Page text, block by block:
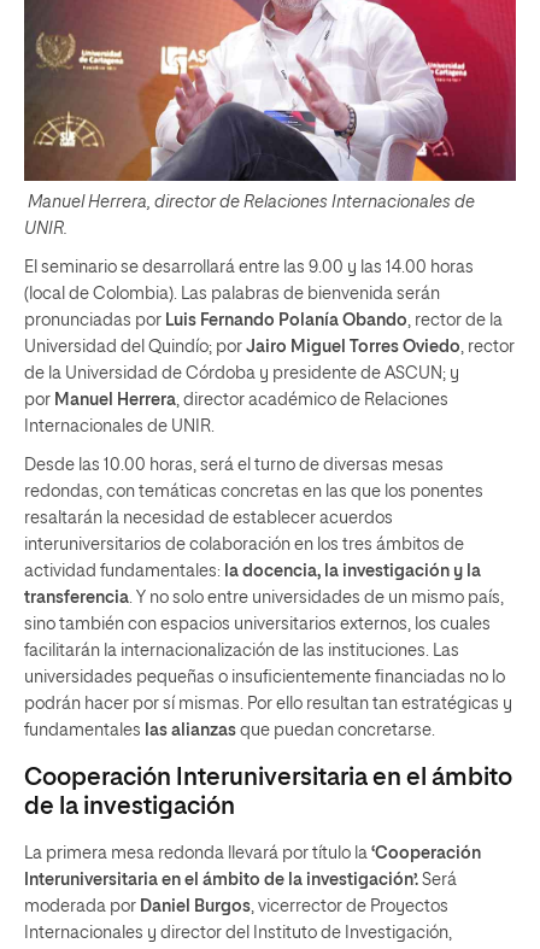
Manuel Herrera, director de Relaciones Internacionales de
UNIR.
El seminario se desarrollará entre las 9.00 y las 14.00 horas
(local de Colombia). Las palabras de bienvenida serán
pronunciadas por Luis Fernando Polanía Obando, rector de la
Universidad del Quindío; por Jairo Miguel Torres Oviedo, rector
de la Universidad de Córdoba y presidente de ASCUN; y
por Manuel Herrera, director académico de Relaciones
Internacionales de UNIR.
Desde las 10.00 horas, será el turno de diversas mesas
redondas, con temáticas concretas en las que los ponentes
resaltarán la necesidad de establecer acuerdos
interuniversitarios de colaboración en los tres ámbitos de
actividad fundamentales: la docencia, la investigación y la
transferencia. Y no solo entre universidades de un mismo país,
sino también con espacios universitarios externos, los cuales
facilitarán la internacionalización de las instituciones. Las
universidades pequeñas o insuficientemente financiadas no lo
podrán hacer por sí mismas. Por ello resultan tan estratégicas y
fundamentales las alianzas que puedan concretarse.
Cooperación Interuniversitaria en el ámbito
de la investigación
La primera mesa redonda llevará por título la ‘Cooperación
Interuniversitaria en el ámbito de la investigación’. Será
moderada por Daniel Burgos, vicerrector de Proyectos
Internacionales y director del Instituto de Investigación,